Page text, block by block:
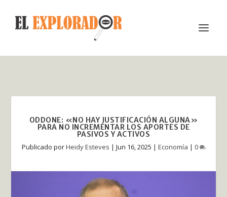
ODDONE: «NO HAY JUSTIFICACIÓN ALGUNA»
PARA NO INCREMENTAR LOS APORTES DE
PASIVOS Y ACTIVOS
Publicado porHeidy Esteves | Jun 16, 2025 | Economía | 0